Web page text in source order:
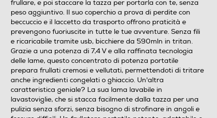
0,59
Numero di velocità
1
Dotazioni - Personalizzazioni
Impugnatura ergonomica
frullare, e poi staccare la tazza per portarla con te, senza
peso aggiuntivo. Il suo coperchio a prova di perdite con
beccuccio e il laccetto da trasporto offrono praticità e
prevengono fuoriuscite in tutte le tue avventure. Senza fili
e ricaricabile tramite usb, bicchiere da 590mln in tritan.
Grazie a una potenza di 7,4 V e alla raffinata tecnologia
delle lame, questo concentrato di potenza portatile
prepara frullati cremosi e vellutati, permettendoti di tritare
anche ingredienti congelati o ghiaccio. Un'altra
caratteristica geniale? La sua lama lavabile in
lavastoviglie, che si stacca facilmente dalla tazza per una
pulizia senza sforzi, senza bisogno di strofinare in angoli e